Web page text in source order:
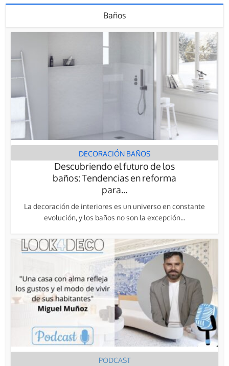
Baños
DECORACIÓN BAÑOS
Descubriendo el futuro de los
baños: Tendencias en reforma
para...
La decoración de interiores es un universo en constante
evolución, y los baños no son la excepción...
PODCAST